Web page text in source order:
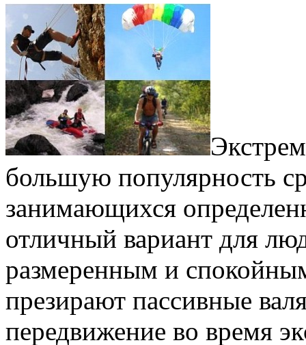
большую популярность
занимающихся
отличный вариант для
размеренным и
презирают пассивные
передвижение во время